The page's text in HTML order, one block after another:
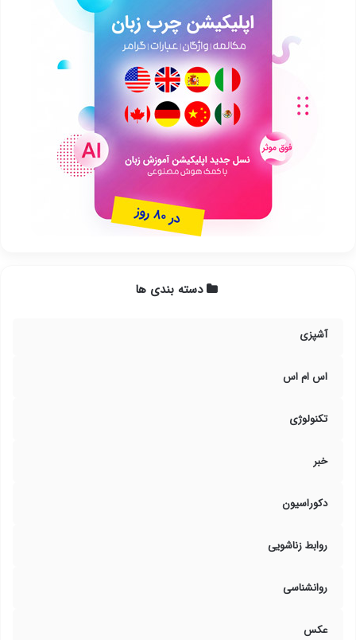
دسته بندی ها
آشپزی
اس ام اس
تکنولوژی
خبر
دکوراسیون
روابط زناشویی
روانشناسی
عکس